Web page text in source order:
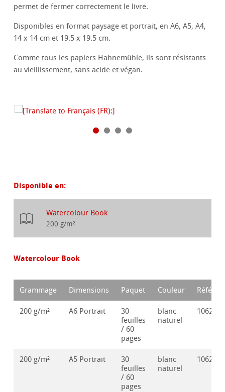
permet de fermer correctement le livre.
Disponibles en format paysage et portrait, en A6, A5, A4,
14 x 14 cm et 19.5 x 19.5 cm.
Comme tous les papiers Hahnemühle, ils sont résistants
au vieillissement, sans acide et végan.
Disponible en:
Watercolour Book
200 g/m²
Watercolour Book
Grammage Dimensions Paquet Couleur
200 g/m² A6 Portrait
30
feuilles
/ 60
pages
blanc
naturel
200 g/m² A5 Portrait
30
feuilles
/ 60
pages
blanc
naturel